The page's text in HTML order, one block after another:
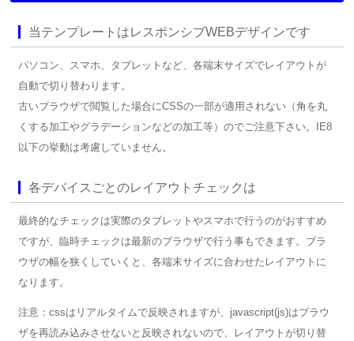
当テンプレートはレスポンシブWEBデザインです
パソコン、スマホ、タブレットなど、各端末サイズでレイアウトが
自動で切り替わります。
古いブラウザで閲覧した場合にCSSの一部が適用されない（角を丸
くする加工やグラデーションなどの加工等）のでご注意下さい。IE8
以下の挙動は考慮していません。
各デバイスごとのレイアウトチェックは
最終的なチェックは実際のタブレットやスマホで行うのがおすすめ
ですが、臨時チェックは最新のブラウザで行う事もできます。ブラ
ウザの幅を狭くしていくと、各端末サイズに合わせたレイアウトに
なります。
注意：cssはリアルタイムで反映されますが、javascript(js)はブラウ
ザを再読み込みさせないと反映されないので、レイアウトが切り替